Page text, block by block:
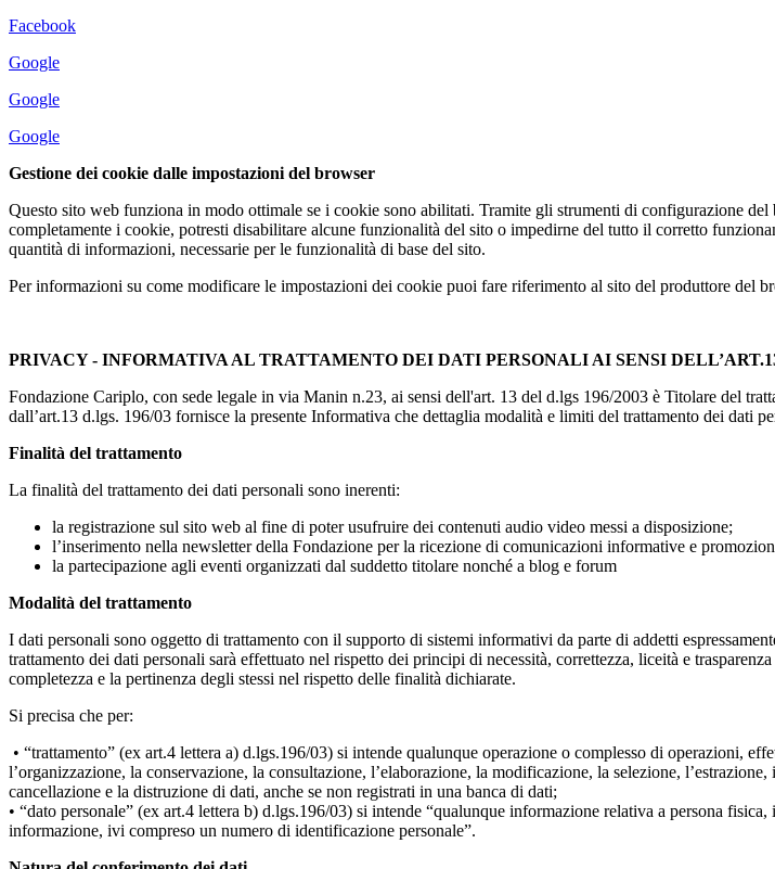
Facebook
Google
Google
Google
Gestione dei cookie dalle impostazioni del browser
Questo sito web funziona in modo ottimale se i cookie sono abilitati. Tramite gli strumenti di configurazione
completamente i cookie, potresti disabilitare alcune funzionalità del sito o impedirne del tutto il corretto
quantità di informazioni, necessarie per le funzionalità di base del sito.
Per informazioni su come modificare le impostazioni dei cookie puoi fare riferimento al sito del produttore del
PRIVACY - INFORMATIVA AL TRATTAMENTO DEI DATI PERSONALI AI SENSI
Fondazione Cariplo, con sede legale in via Manin n.23, ai sensi dell'art. 13 del d.lgs 196/2003 è Titolare del
dall’art.13 d.lgs. 196/03 fornisce la presente Informativa che dettaglia modalità e limiti del trattamento dei dati
Finalità del trattamento
La finalità del trattamento dei dati personali sono inerenti:
la registrazione sul sito web al fine di poter usufruire dei contenuti audio video messi a disposizione;
l’inserimento nella newsletter della Fondazione per la ricezione di comunicazioni informative e
la partecipazione agli eventi organizzati dal suddetto titolare nonché a blog e forum
Modalità del trattamento
I dati personali sono oggetto di trattamento con il supporto di sistemi informativi da parte di addetti
trattamento dei dati personali sarà effettuato nel rispetto dei principi di necessità, correttezza, liceità e
completezza e la pertinenza degli stessi nel rispetto delle finalità dichiarate.
Si precisa che per:
• “trattamento” (ex art.4 lettera a) d.lgs.196/03) si intende qualunque operazione o complesso di operazioni,
l’organizzazione, la conservazione, la consultazione, l’elaborazione, la modificazione, la selezione,
cancellazione e la distruzione di dati, anche se non registrati in una banca di dati;
• “dato personale” (ex art.4 lettera b) d.lgs.196/03) si intende “qualunque informazione relativa a persona
informazione, ivi compreso un numero di identificazione personale”.